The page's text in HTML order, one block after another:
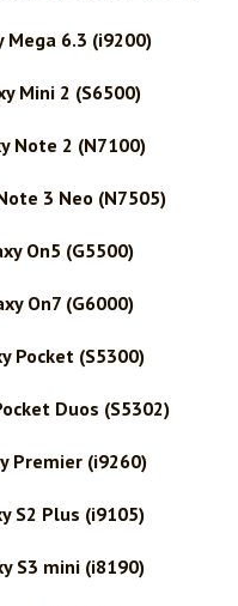
Mega 6.3 (i9200)
Mini 2 (S6500)
Note 2 (N7100)
3 Neo (N7505)
On5 (G5500)
On7 (G6000)
Pocket (S5300)
Duos (S5302)
Premier (i9260)
S2 Plus (i9105)
S3 mini (i8190)